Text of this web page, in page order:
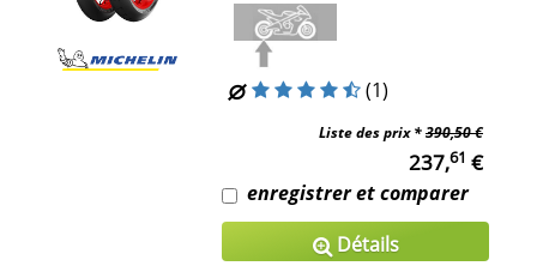
(1)
Liste des prix *390,50 €
237,61 €
enregistrer et comparer
Détails